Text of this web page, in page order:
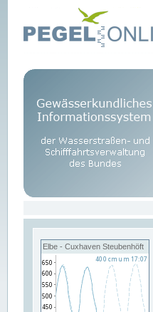
Elbe - Cuxhaven Steubenhöft